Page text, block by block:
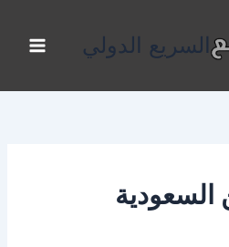
السريع الدولي
السعودية